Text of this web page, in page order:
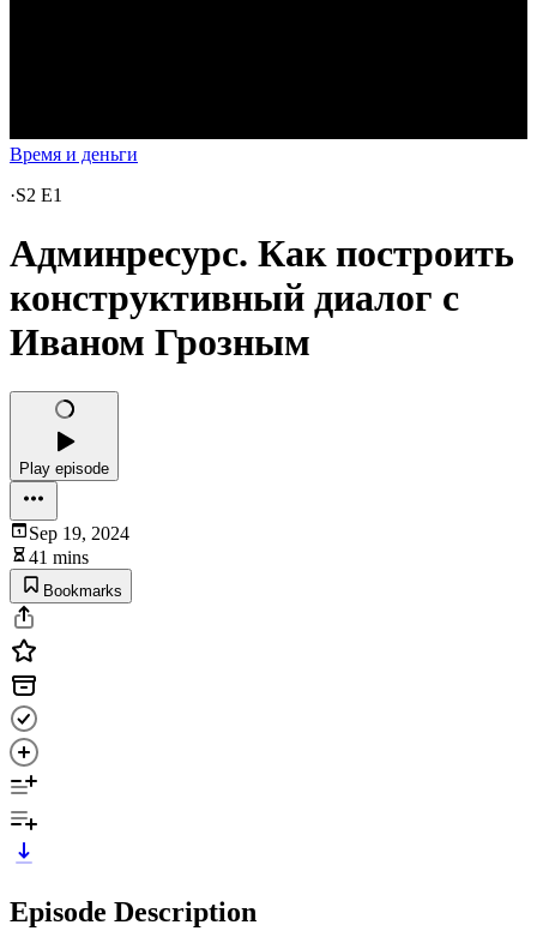
Время и деньги
·S2 E1
Админресурс. Как построить
конструктивный диалог с
Иваном Грозным
Play episode
Sep 19, 2024
41 mins
Bookmarks
Episode Description